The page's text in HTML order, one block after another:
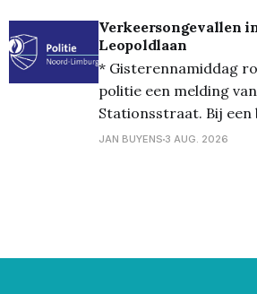
andere bestuurder
maakte. De twee
aanrijding met elkaar,
voertuig door de
Verkeersongevallen
Leopoldlaan
* Gisterennamiddag
politie een melding
Stationsstraat. Bij een
twee voertuigen
JAN BUYENS 3 AUG. 2026